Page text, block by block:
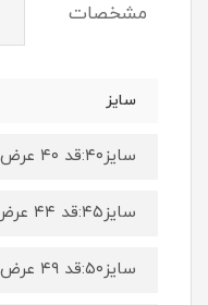
مشخصات
سایز
سایز۴۰:قد ۴۰ عرض ۳۱ شلوار ۵۳
سایز۴۵:قد ۴۴ عرض ۳۳ شلوار ۶۱
سایز۵۰:قد ۴۹ عرض ۳۸ شلوار ۷۰